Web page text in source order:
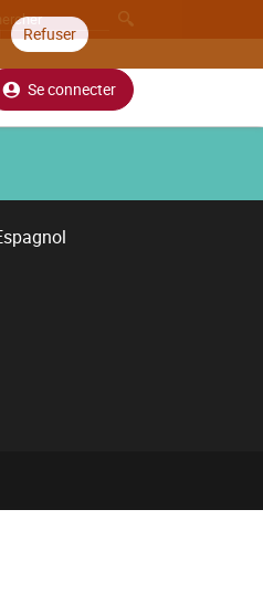
Refuser
Se connecter